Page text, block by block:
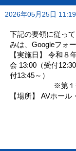
2026年05月25日 11:19
下記の要領に従っ
みは、Googleフォ
【実施日】 令和８
会 13:00（受付
付13:45～） 第
※第１部、第
【場所】 AVホール